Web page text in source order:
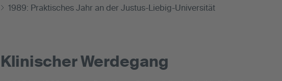
1989: Praktisches Jahr an der Justus-Liebig-Universität
Klinischer Werdegang